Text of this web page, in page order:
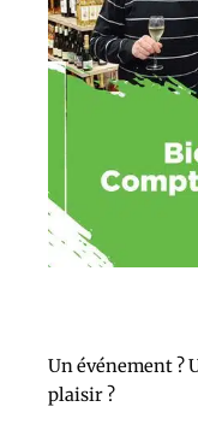
Un événement ?
plaisir ?